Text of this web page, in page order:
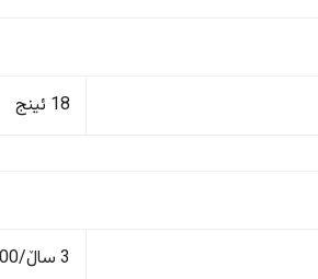
18 ئینج
3 ساڵ/100,000 کم